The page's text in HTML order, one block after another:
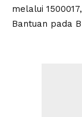
melalui
Bantuan pada